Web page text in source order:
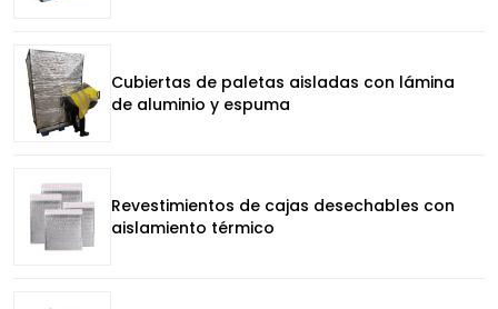
Cubiertas de paletas aisladas con lámina
de aluminio y espuma
Revestimientos de cajas desechables con
aislamiento térmico